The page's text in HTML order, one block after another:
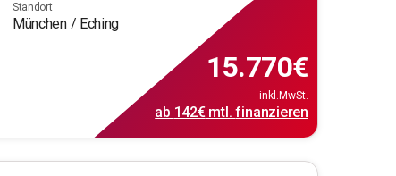
Standort
München / Eching
15.770€
inkl.MwSt.
ab 142€mtl. finanzieren